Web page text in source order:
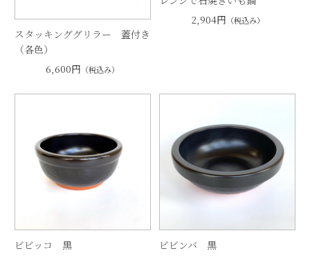
スタッキンググリラー 蓋付き
（各色）
6,600円 （税込み）
2,904円 （税込み）
ビビッコ 黒
ビビンバ 黒